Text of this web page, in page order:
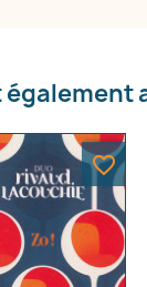
favorite_border
Annuler